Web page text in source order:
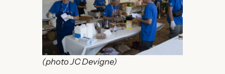
(photo JC Devigne)